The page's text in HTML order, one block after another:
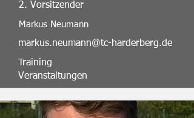
2. Vorsitzender
Markus Neumann
markus.neumann@tc-harderberg.de
Training
Veranstaltungen